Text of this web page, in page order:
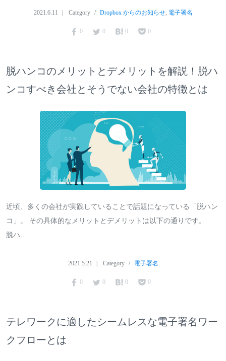
2021.6.11 Category Dropbox からのお知らせ, 電子署名
0 0 0 0
脱ハンコのメリットとデメリットを解説！脱ハ
ンコすべき会社とそうでない会社の特徴とは
近頃、多くの会社が実践していることで話題になっている「脱ハン
コ」。 その具体的なメリットとデメリットは以下の通りです。
脱ハ…
2021.5.21 Category 電子署名
0 0 0 0
テレワークに適したシームレスな電子署名ワー
クフローとは